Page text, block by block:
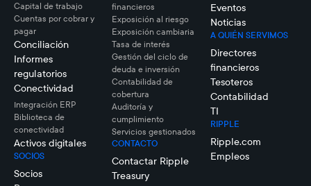
Capital de trabajo
Cuentas por cobrar y
pagar
Conciliación
Informes
regulatorios
Conectividad
Integración ERP
Biblioteca de
conectividad
Activos digitales
SOCIOS
Socios
financieros
Exposición al riesgo
Exposición cambiaria
Tasa de interés
Gestión del ciclo de
deuda e inversión
Contabilidad de
cobertura
Auditoría y
cumplimiento
Servicios gestionados
CONTACTO
Contactar Ripple
Treasury
Eventos
Noticias
A QUIÉN SERVIMOS
Directores
financieros
Tesoteros
Contabilidad
TI
RIPPLE
Ripple.com
Empleos